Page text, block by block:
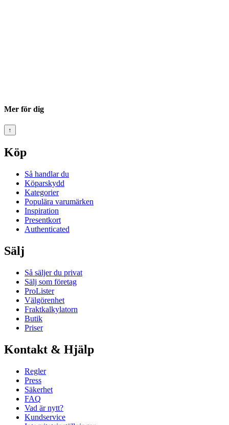
Mer för dig
↑
Köp
Så handlar du
Köparskydd
Kategorier
Populära varumärken
Inspiration
Presentkort
Authenticated
Sälj
Så säljer du privat
Sälj som företag
ProLister
Välgörenhet
Fraktkalkylatorn
Butik
Priser
Kontakt & Hjälp
Regler
Press
Säkerhet
FAQ
Vad är nytt?
Kundservice